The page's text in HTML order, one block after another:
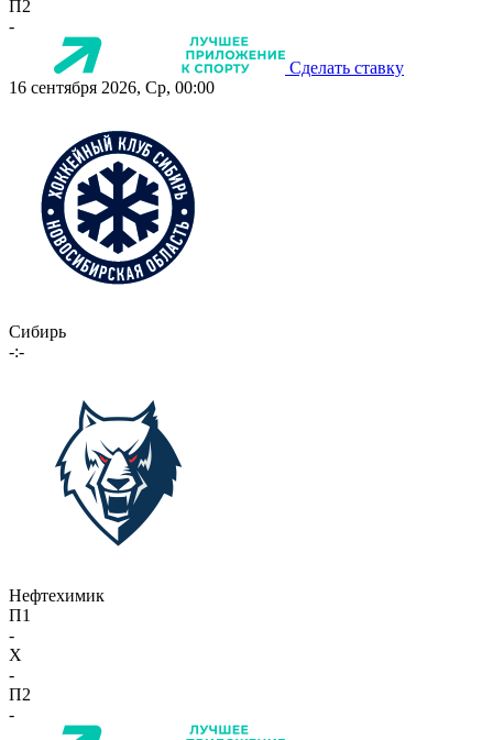
П2
-
Сделать ставку
16 сентября 2026, Ср, 00:00
Сибирь
-:-
Нефтехимик
П1
-
X
-
П2
-